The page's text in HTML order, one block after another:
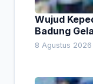
Wujud
Badung
8 Agustus 2026